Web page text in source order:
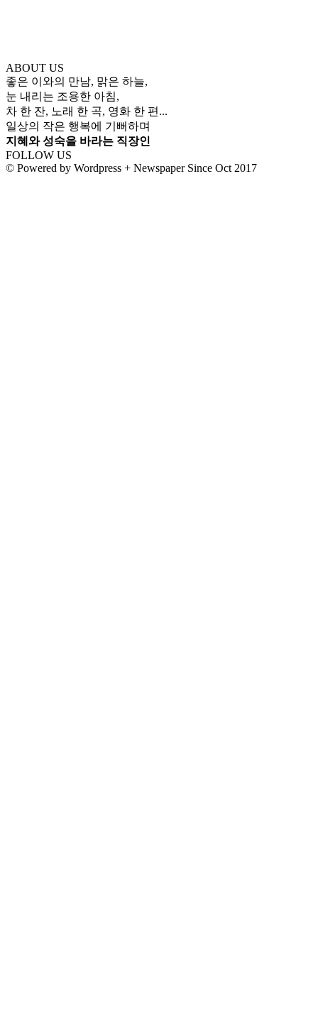
ABOUT US
좋은 이와의 만남, 맑은 하늘,
눈 내리는 조용한 아침,
차 한 잔, 노래 한 곡, 영화 한 편...
일상의 작은 행복에 기뻐하며
지혜와 성숙을 바라는 직장인
FOLLOW US
© Powered by Wordpress + Newspaper Since Oct 2017